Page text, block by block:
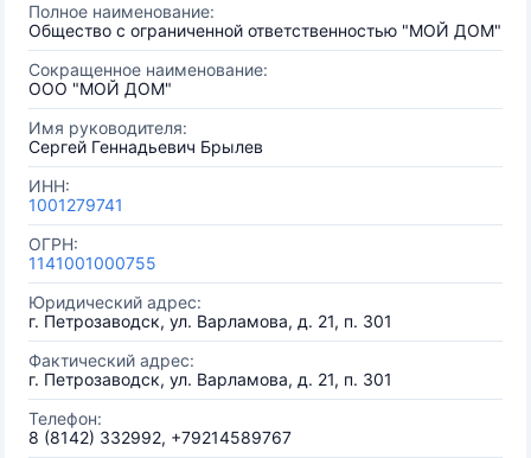
Полное наименование:
Общество с ограниченной ответственностью "МОЙ ДОМ"
Сокращенное наименование:
ООО "МОЙ ДОМ"
Имя руководителя:
Сергей Геннадьевич Брылев
ИНН:
1001279741
ОГРН:
1141001000755
Юридический адрес:
г. Петрозаводск, ул. Варламова, д. 21, п. 301
Фактический адрес:
г. Петрозаводск, ул. Варламова, д. 21, п. 301
Телефон:
8 (8142) 332992, +79214589767